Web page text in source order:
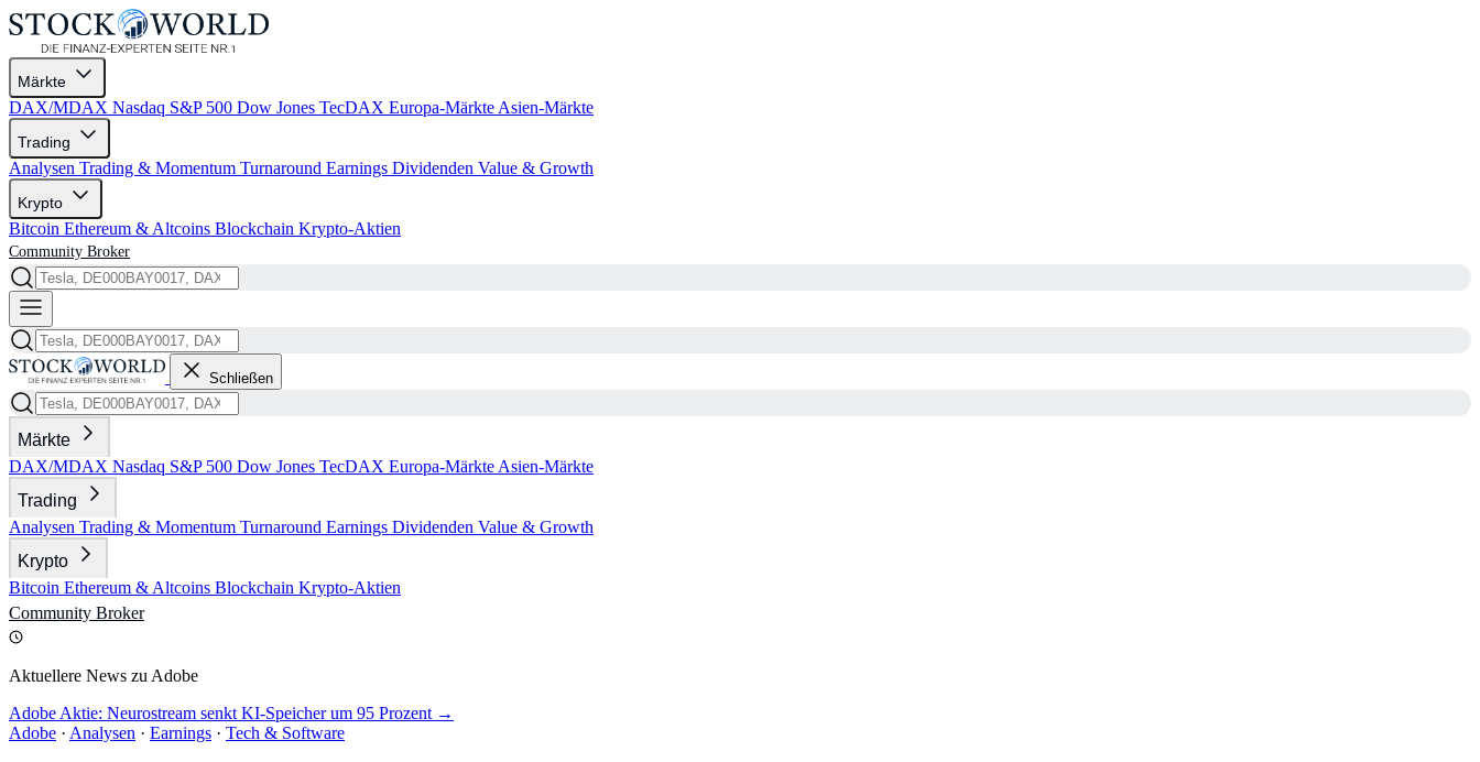
Märkte
DAX/MDAX Nasdaq S&P 500 Dow Jones TecDAX Europa-Märkte Asien-Märkte
Trading
Analysen Trading & Momentum Turnaround Earnings Dividenden Value & Growth
Krypto
Bitcoin Ethereum & Altcoins Blockchain Krypto-Aktien
Community Broker
Schließen
Märkte
DAX/MDAX Nasdaq S&P 500 Dow Jones TecDAX Europa-Märkte Asien-Märkte
Trading
Analysen Trading & Momentum Turnaround Earnings Dividenden Value & Growth
Krypto
Bitcoin Ethereum & Altcoins Blockchain Krypto-Aktien
Community Broker
Aktuellere News zu Adobe
Adobe Aktie: Neurostream senkt KI-Speicher um 95 Prozent →
Adobe · Analysen · Earnings · Tech & Software